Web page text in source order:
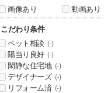
画像あり
動画あり
こだわり条件
ペット相談 (-)
陽当り良好 (-)
閑静な住宅地 (-)
デザイナーズ (-)
リフォーム済 (-)